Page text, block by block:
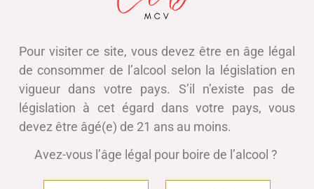
Pour visiter ce site, vous devez être en âge légal
de consommer de l’alcool selon la législation en
vigueur dans votre pays. S’il n’existe pas de
législation à cet égard dans votre pays, vous
devez être âgé(e) de 21 ans au moins.
Avez-vous l’âge légal pour boire de l’alcool ?